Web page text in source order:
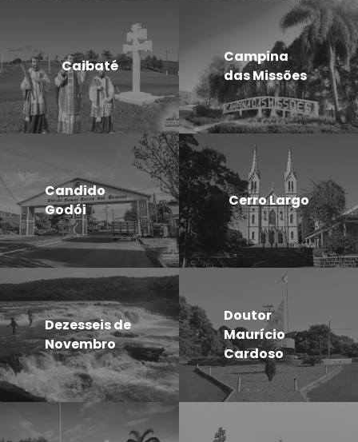
Caibaté
Campina
das Missões
Candido
Godói
Cerro Largo
Dezesseis de
Novembro
Doutor
Maurício
Cardoso